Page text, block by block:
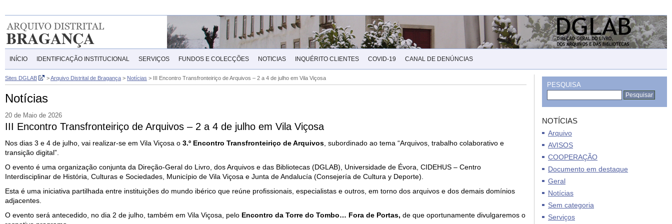
INÍCIO IDENTIFICAÇÃO INSTITUCIONAL SERVIÇOS FUNDOS E COLECÇÕES NOTICIAS INQUÉRITO CLIENTES COVID-19 CANAL DE DENÚNCIAS
Sites DGLAB >Arquivo Distrital de Bragança > Notícias > III Encontro Transfronteiriço de Arquivos – 2 a 4 de julho em Vila Viçosa
Notícias
20 de Maio de 2026
III Encontro Transfronteiriço de Arquivos – 2 a 4 de julho em Vila Viçosa
Nos dias 3 e 4 de julho, vai realizar-se em Vila Viçosa o 3.º Encontro Transfronteiriço de Arquivos , subordinado ao tema “Arquivos, trabalho colaborativo e
transição digital”.
O evento é uma organização conjunta da Direção-Geral do Livro, dos Arquivos e das Bibliotecas (DGLAB), Universidade de Évora, CIDEHUS – Centro
Interdisciplinar de História, Culturas e Sociedades, Município de Vila Viçosa e Junta de Andalucía (Consejería de Cultura y Deporte).
Esta é uma iniciativa partilhada entre instituições do mundo ibérico que reúne profissionais, especialistas e outros, em torno dos arquivos e dos demais domínios
adjacentes.
O evento será antecedido, no dia 2 de julho, também em Vila Viçosa, pelo Encontro da Torre do Tombo… Fora de Portas, de que oportunamente divulgaremos o
PESQUISA
NOTÍCIAS
Arquivo
AVISOS
COOPERAÇÃO
Documento em destaque
Geral
Notícias
Sem categoria
Serviços